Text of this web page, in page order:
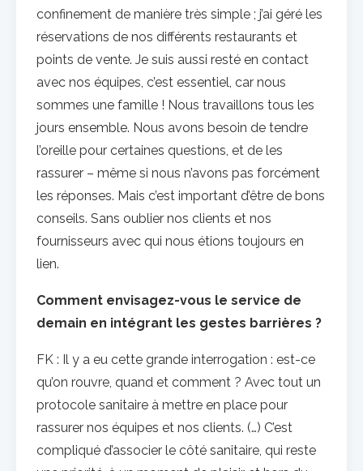
confinement de manière très simple ; j’ai géré les
réservations de nos différents restaurants et
points de vente. Je suis aussi resté en contact
avec nos équipes, c’est essentiel, car nous
sommes une famille ! Nous travaillons tous les
jours ensemble. Nous avons besoin de tendre
l’oreille pour certaines questions, et de les
rassurer – même si nous n’avons pas forcément
les réponses. Mais c’est important d’être de bons
conseils. Sans oublier nos clients et nos
fournisseurs avec qui nous étions toujours en
lien.
Comment envisagez-vous le service de
demain en intégrant les gestes barrières ?
FK : Il y a eu cette grande interrogation : est-ce
qu’on rouvre, quand et comment ? Avec tout un
protocole sanitaire à mettre en place pour
rassurer nos équipes et nos clients. (…) C’est
compliqué d’associer le côté sanitaire, qui reste